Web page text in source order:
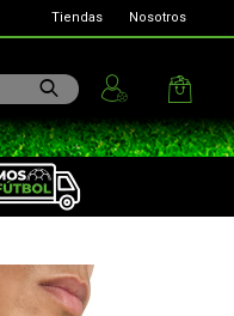
Tiendas Nosotros